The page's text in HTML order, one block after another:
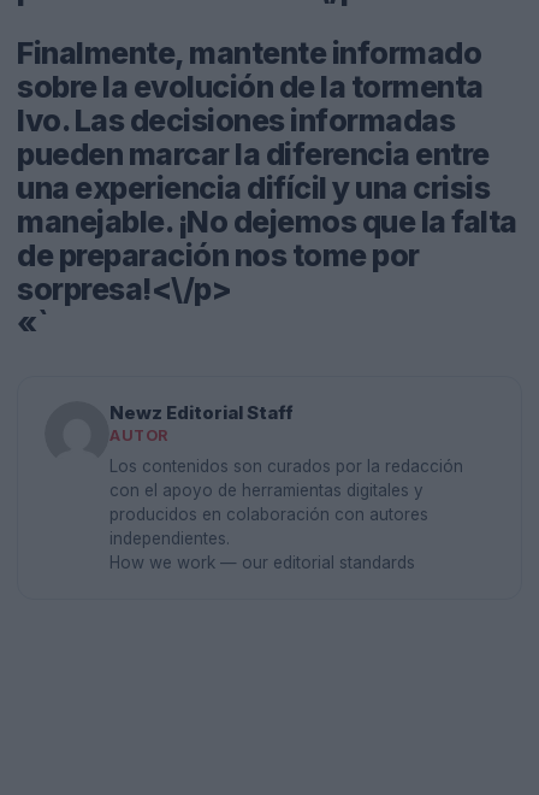
Finalmente, mantente informado
sobre la evolución de la tormenta
Ivo. Las decisiones informadas
pueden marcar la diferencia entre
una experiencia difícil y una crisis
manejable. ¡No dejemos que la falta
de preparación nos tome por
sorpresa!<\/p>
«`
Newz Editorial Staff
AUTOR
Los contenidos son curados por la redacción
con el apoyo de herramientas digitales y
producidos en colaboración con autores
independientes.
How we work — our editorial standards